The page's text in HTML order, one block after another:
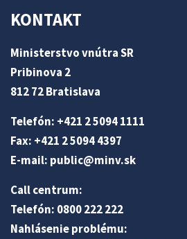
KONTAKT
Ministerstvo vnútra SR
Pribinova 2
812 72 Bratislava
Telefón: +421 2 5094 1111
Fax: +421 2 5094 4397
E-mail: public@minv.sk
Call centrum:
Telefón: 0800 222 222
Nahlásenie problému: